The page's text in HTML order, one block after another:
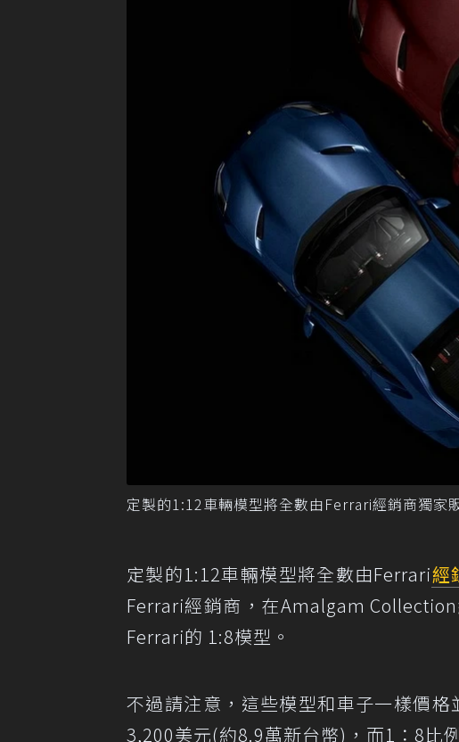
定製的1:12車輛模型將全數由Ferrari經銷商獨
定製的1:12車輛模型將全數由Ferrari經
Ferrari經銷商，在Amalgam
Ferrari的 1:8模型。
不過請注意，這些模型和車子一樣價
3,200美元(約8.9萬新台幣)，而1：8比